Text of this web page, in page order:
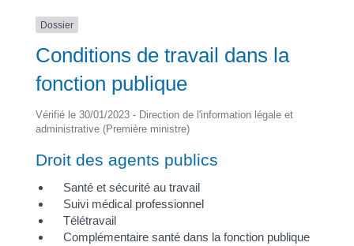
Dossier
Conditions de travail dans la
fonction publique
Vérifié le 30/01/2023 - Direction de l'information légale et
administrative (Première ministre)
Droit des agents publics
Santé et sécurité au travail
Suivi médical professionnel
Télétravail
Complémentaire santé dans la fonction publique